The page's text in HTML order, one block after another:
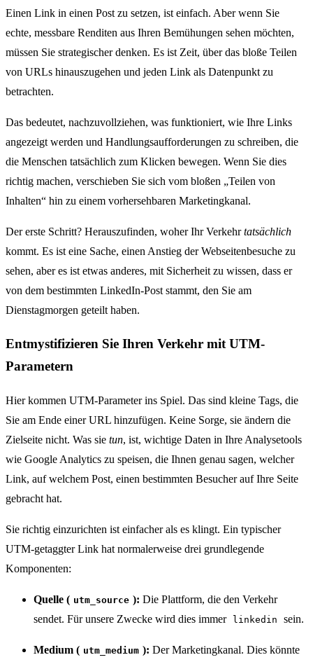
Einen Link in einen Post zu setzen, ist einfach. Aber wenn Sie
echte, messbare Renditen aus Ihren Bemühungen sehen möchten,
müssen Sie strategischer denken. Es ist Zeit, über das bloße Teilen
von URLs hinauszugehen und jeden Link als Datenpunkt zu
betrachten.
Das bedeutet, nachzuvollziehen, was funktioniert, wie Ihre Links
angezeigt werden und Handlungsaufforderungen zu schreiben, die
die Menschen tatsächlich zum Klicken bewegen. Wenn Sie dies
richtig machen, verschieben Sie sich vom bloßen „Teilen von
Inhalten“ hin zu einem vorhersehbaren Marketingkanal.
Der erste Schritt? Herauszufinden, woher Ihr Verkehrtatsächlich
kommt. Es ist eine Sache, einen Anstieg der Webseitenbesuche zu
sehen, aber es ist etwas anderes, mit Sicherheit zu wissen, dass er
von dem bestimmten LinkedIn-Post stammt, den Sie am
Dienstagmorgen geteilt haben.
Entmystifizieren Sie Ihren Verkehr mit UTM-
Parametern
Hier kommen UTM-Parameter ins Spiel. Das sind kleine Tags, die
Sie am Ende einer URL hinzufügen. Keine Sorge, sie ändern die
Zielseite nicht. Was sie tun, ist, wichtige Daten in Ihre Analysetools
wie Google Analytics zu speisen, die Ihnen genau sagen, welcher
Link, auf welchem Post, einen bestimmten Besucher auf Ihre Seite
gebracht hat.
Sie richtig einzurichten ist einfacher als es klingt. Ein typischer
UTM-getaggter Link hat normalerweise drei grundlegende
Komponenten:
Quelle ( utm_source ): Die Plattform, die den Verkehr
sendet. Für unsere Zwecke wird dies immer
linkedin sein.
Medium ( utm_medium ): Der Marketingkanal. Dies könnte